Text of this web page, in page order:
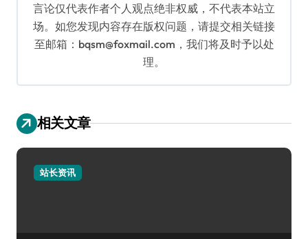
言论仅代表作者个人观点绝非权威，不代表本站立
场。如您发现内容存在版权问题，请提交相关链接
至邮箱：bqsm@foxmail.com，我们将及时予以处
理。
相关文章
站长资讯